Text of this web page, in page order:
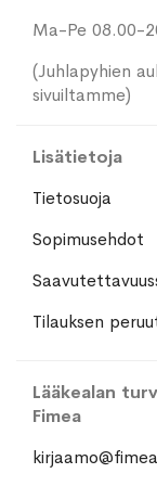
Ma-Pe 08.00-
(Juhlapyhien
sivuiltamme)
Lisätietoja
Tietosuoja
Sopimusehdot
Tilauksen
Lääkealan
Fimea